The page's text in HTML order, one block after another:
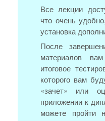
Все лекции
что очень
установка
После
материалов
итоговое
которого вам
«зачет» или
приложении к
можете пройти